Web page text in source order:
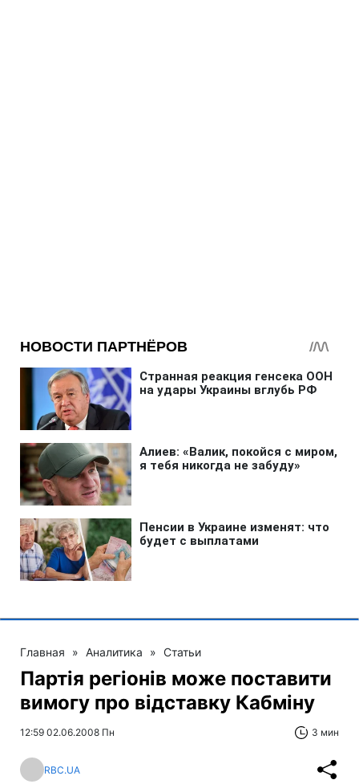
Главная » Аналитика » Статьи
Партія регіонів може поставити
вимогу про відставку Кабміну
12:59 02.06.2008 Пн 3 мин
RBC.UA